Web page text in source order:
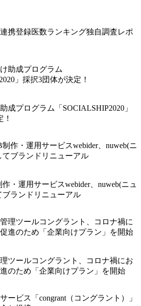
連携登録医数ランキング独⾃調査レポ
成プログラム「SOCIALSHIP2020」
・運用サービスwebider、nuweb(ニュ
ブランドリニューアル
ツールコングラント、コロナ禍にお
のため「企業向けプラン」を開始